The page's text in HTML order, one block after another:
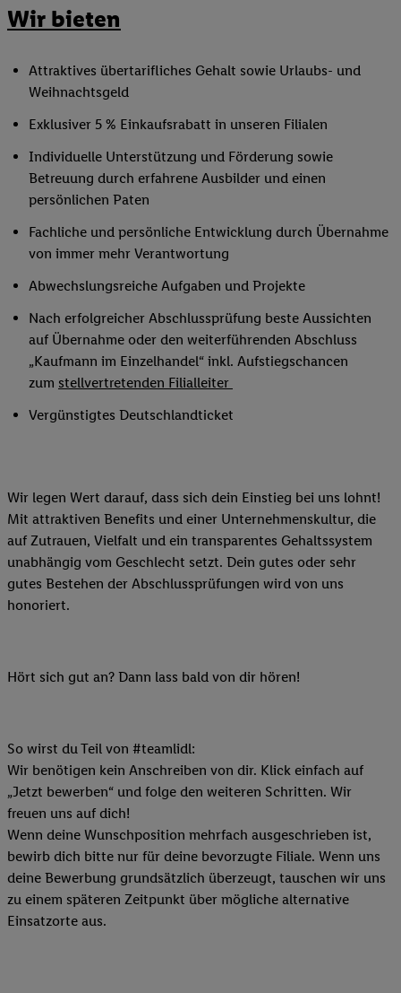
Wir bieten
Attraktives übertarifliches Gehalt sowie Urlaubs- und
Weihnachtsgeld
Exklusiver 5 % Einkaufsrabatt in unseren Filialen
Individuelle Unterstützung und Förderung sowie
Betreuung durch erfahrene Ausbilder und einen
persönlichen Paten
Fachliche und persönliche Entwicklung durch Übernahme
von immer mehr Verantwortung
Abwechslungsreiche Aufgaben und Projekte
Nach erfolgreicher Abschlussprüfung beste Aussichten
auf Übernahme oder den weiterführenden Abschluss
„Kaufmann im Einzelhandel“ inkl. Aufstiegschancen
zum stellvertretenden Filialleiter
Vergünstigtes Deutschlandticket
Wir legen Wert darauf, dass sich dein Einstieg bei uns lohnt!
Mit attraktiven Benefits und einer Unternehmenskultur, die
auf Zutrauen, Vielfalt und ein transparentes Gehaltssystem
unabhängig vom Geschlecht setzt. Dein gutes oder sehr
gutes Bestehen der Abschlussprüfungen wird von uns
honoriert.
Hört sich gut an? Dann lass bald von dir hören!
So wirst du Teil von #teamlidl:
Wir benötigen kein Anschreiben von dir. Klick einfach auf
„Jetzt bewerben“ und folge den weiteren Schritten. Wir
freuen uns auf dich!
Wenn deine Wunschposition mehrfach ausgeschrieben ist,
bewirb dich bitte nur für deine bevorzugte Filiale. Wenn uns
deine Bewerbung grundsätzlich überzeugt, tauschen wir uns
zu einem späteren Zeitpunkt über mögliche alternative
Einsatzorte aus.